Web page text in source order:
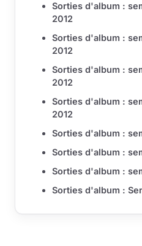
Sorties d'album :
2012
Sorties d'album :
2012
Sorties d'album :
2012
Sorties d'album :
2012
Sorties d'album :
Sorties d'album :
Sorties d'album :
Sorties d'album :